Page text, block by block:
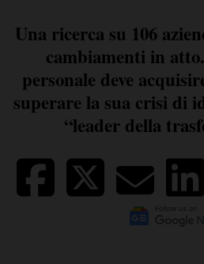
Una ricerca su 106
cambiamenti in
personale deve
superare la sua crisi di
“leader della